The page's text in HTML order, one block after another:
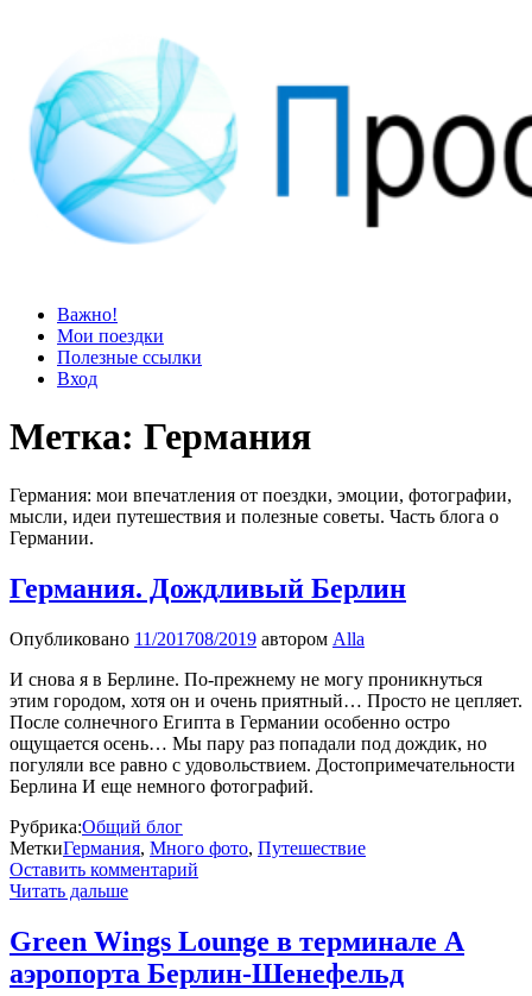
Просто блог
Мир удивительней, чем кажется
Важно!
Мои поездки
Полезные ссылки
Вход
Метка: Германия
Германия: мои впечатления от поездки, эмоции, фотографии,
мысли, идеи путешествия и полезные советы. Часть блога о
Германии.
Германия. Дождливый Берлин
Опубликовано 11/201708/2019 автором Alla
И снова я в Берлине. По-прежнему не могу проникнуться
этим городом, хотя он и очень приятный… Просто не цепляет.
После солнечного Египта в Германии особенно остро
ощущается осень… Мы пару раз попадали под дождик, но
погуляли все равно с удовольствием. Достопримечательности
Берлина И еще немного фотографий.
Рубрика:Общий блог
МеткиГермания, Много фото, Путешествие
Оставить комментарий
Читать дальше
Green Wings Lounge в терминале А
аэропорта Берлин-Шенефельд